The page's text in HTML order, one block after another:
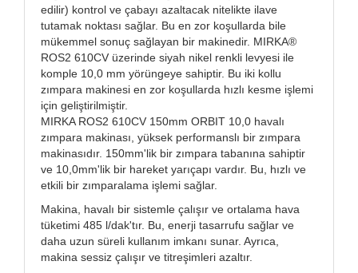
edilir) kontrol ve çabayı azaltacak nitelikte ilave
tutamak noktası sağlar. Bu en zor koşullarda bile
mükemmel sonuç sağlayan bir makinedir. MIRKA®
ROS2 610CV üzerinde siyah nikel renkli levyesi ile
komple 10,0 mm yörüngeye sahiptir. Bu iki kollu
zımpara makinesi en zor koşullarda hızlı kesme işlemi
için geliştirilmiştir.
MIRKA ROS2 610CV 150mm ORBIT 10,0 havalı
zımpara makinası, yüksek performanslı bir zımpara
makinasıdır. 150mm'lik bir zımpara tabanına sahiptir
ve 10,0mm'lik bir hareket yarıçapı vardır. Bu, hızlı ve
etkili bir zımparalama işlemi sağlar.
Makina, havalı bir sistemle çalışır ve ortalama hava
tüketimi 485 l/dak'tır. Bu, enerji tasarrufu sağlar ve
daha uzun süreli kullanım imkanı sunar. Ayrıca,
makina sessiz çalışır ve titreşimleri azaltır.